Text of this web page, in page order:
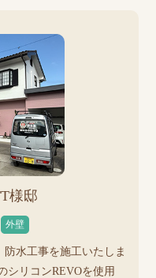
様邸
外壁
水工事を施工いたしま
シリコンREVOを使用